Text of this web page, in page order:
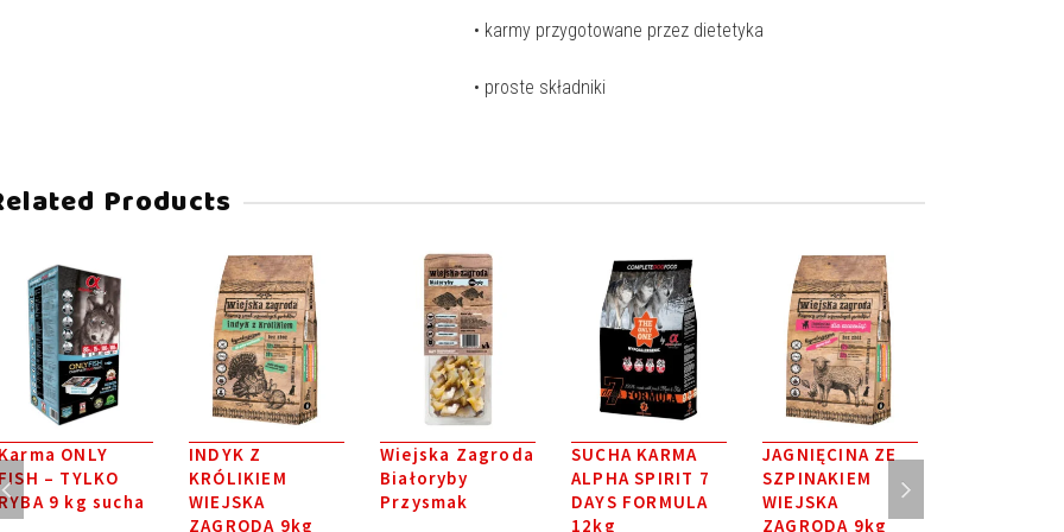
• karmy przygotowane przez dietetyka
• proste składniki
Products
ONLY
FISH – TYLKO
RYBA 9 kg sucha
INDYK Z
KRÓLIKIEM
WIEJSKA
ZAGRODA 9kg
Wiejska Zagroda
Białoryby
Przysmak
SUCHA KARMA
ALPHA SPIRIT 7
DAYS FORMULA
12kg
JAGNIĘCINA ZE
SZPINAKIEM
WIEJSKA
ZAGRODA 9kg